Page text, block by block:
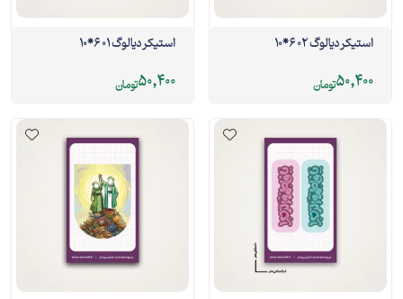
استیکر دیالوگ 02 6*10
50,400تومان
استیکر دیالوگ 01 6*10
50,400تومان